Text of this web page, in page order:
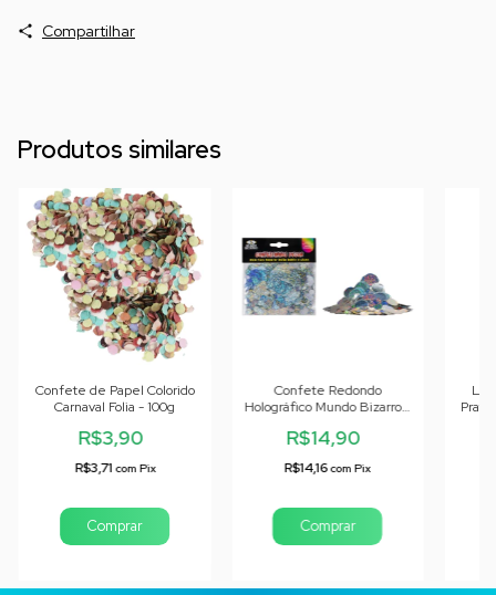
Compartilhar
Produtos similares
Confete de Papel Colorido
Carnaval Folia - 100g
R$3,90
R$3,71com Pix
Confete Redondo
Holográfico Mundo Bizarro -
R$14,90
R$14,16com Pix